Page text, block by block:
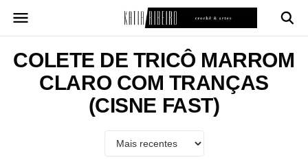
para
conteúdo
COLETE DE TRICÔ MARROM
CLARO COM TRANÇAS
(CISNE FAST)